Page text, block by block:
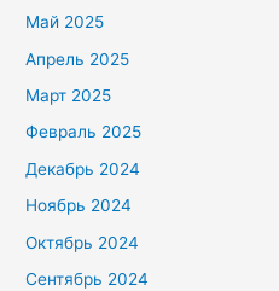
Май 2025
Апрель 2025
Март 2025
Февраль 2025
Декабрь 2024
Ноябрь 2024
Октябрь 2024
Сентябрь 2024